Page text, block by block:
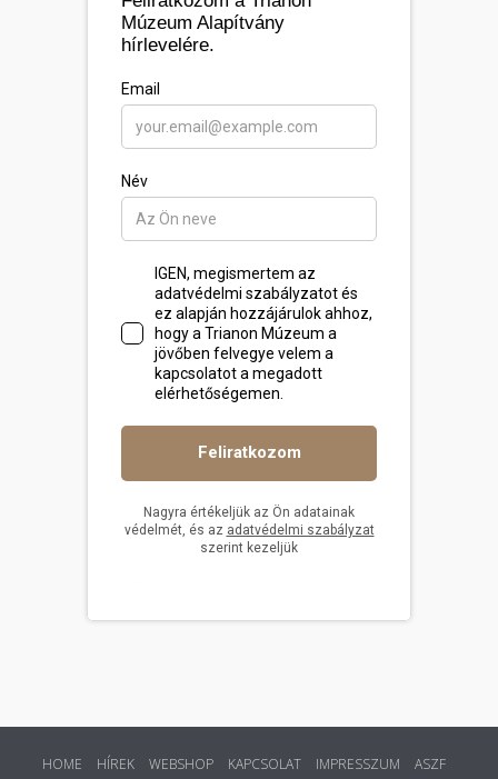
HOME HÍREK WEBSHOP KAPCSOLAT IMPRESSZUM ASZF